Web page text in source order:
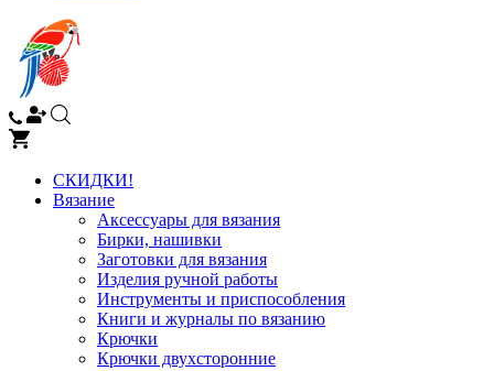
СКИДКИ!
Вязание
Аксессуары для вязания
Бирки, нашивки
Заготовки для вязания
Изделия ручной работы
Инструменты и приспособления
Книги и журналы по вязанию
Крючки
Крючки двухсторонние